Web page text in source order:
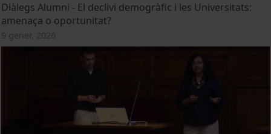
Diàlegs Alumni - El declivi demogràfic i les Universitats:
amenaça o oportunitat?
9 gener, 2026